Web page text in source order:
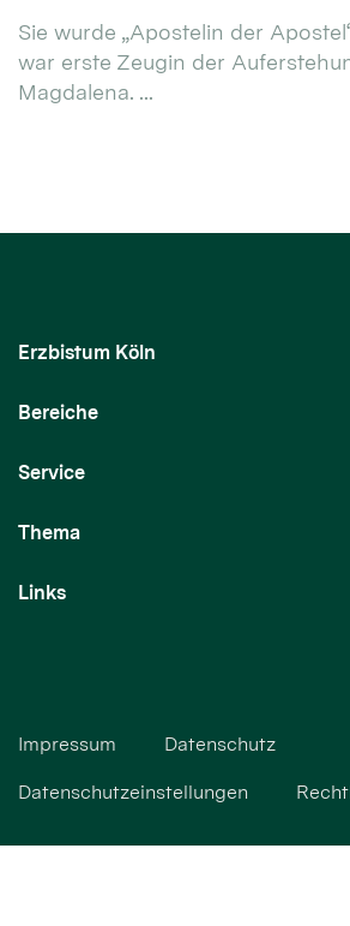
Sie wurde „Apostelin der
war erste Zeugin der
Magdalena. ...
Erzbistum Köln
Bereiche
Service
Thema
Links
Impressum Datenschutz
Datenschutzeinstellungen